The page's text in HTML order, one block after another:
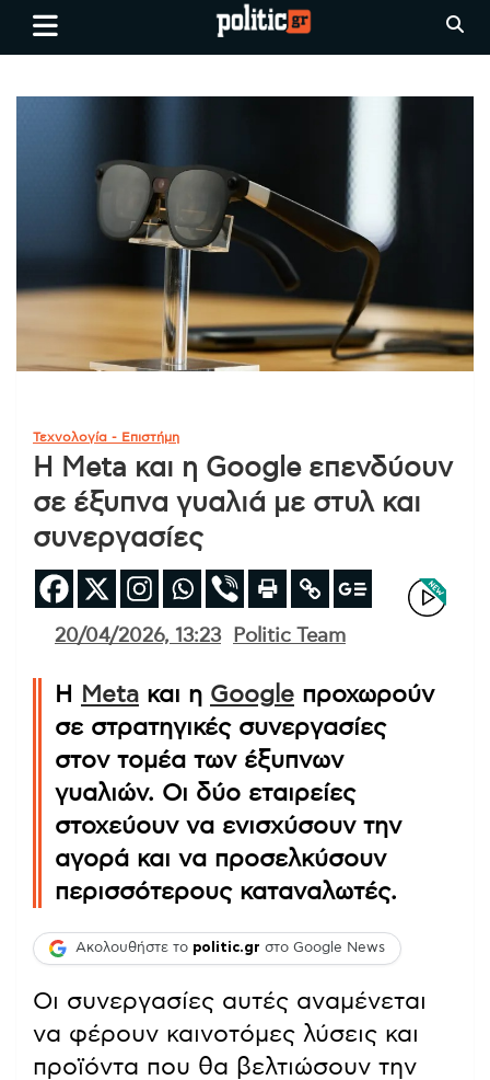
Skip
Ειδήσεις απο τη
Θεσσαλονίκη, την Ελλάδα και
όλο τον Κόσμο
politic.gr
Τεχνολογία - Επιστήμη
Η Meta και η Google επενδύουν
σε έξυπνα γυαλιά με στυλ και
συνεργασίες
20/04/2026, 13:23 Politic Team
Η Meta και η Google προχωρούν
σε στρατηγικές συνεργασίες
στον τομέα των έξυπνων
γυαλιών. Οι δύο εταιρείες
στοχεύουν να ενισχύσουν την
αγορά και να προσελκύσουν
περισσότερους καταναλωτές.
Ακολουθήστε το politic.gr στο Google News
Οι συνεργασίες αυτές αναμένεται
να φέρουν καινοτόμες λύσεις και
προϊόντα που θα βελτιώσουν την